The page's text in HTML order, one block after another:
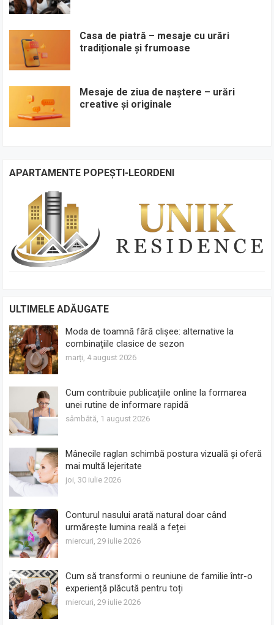
Casa de piatră – mesaje cu urări
tradiționale și frumoase
Mesaje de ziua de naștere – urări
creative și originale
APARTAMENTE POPEȘTI-LEORDENI
ULTIMELE ADĂUGATE
Moda de toamnă fără clișee: alternative la
combinațiile clasice de sezon
marți, 4 august 2026
Cum contribuie publicațiile online la formarea
unei rutine de informare rapidă
sâmbătă, 1 august 2026
Mânecile raglan schimbă postura vizuală și oferă
mai multă lejeritate
joi, 30 iulie 2026
Conturul nasului arată natural doar când
urmărește lumina reală a feței
miercuri, 29 iulie 2026
Cum să transformi o reuniune de familie într-o
experiență plăcută pentru toți
miercuri, 29 iulie 2026